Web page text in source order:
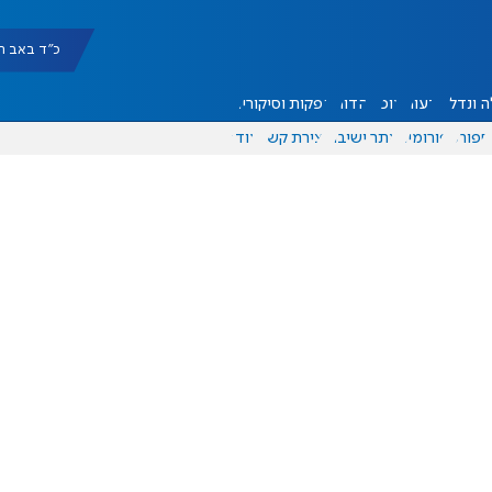
כ"ד באב תשפ"ו
ונדל"ן דעות אוכל יהדות הפקות וסיקורים
ספורט פורומים אתר ישיבה יצירת קשר עוד